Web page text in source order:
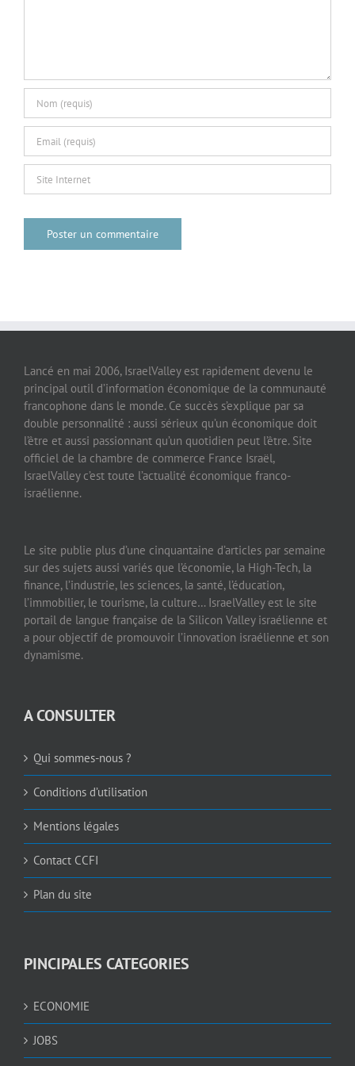
Lancé en mai 2006, IsraelValley est rapidement devenu le
principal outil d’information économique de la communauté
francophone dans le monde. Ce succès s’explique par sa
double personnalité : aussi sérieux qu’un économique doit
l’être et aussi passionnant qu’un quotidien peut l’être. Site
officiel de la chambre de commerce France Israël,
IsraelValley c’est toute l’actualité économique franco-
israélienne.
Le site publie plus d’une cinquantaine d’articles par semaine
sur des sujets aussi variés que l’économie, la High-Tech, la
finance, l’industrie, les sciences, la santé, l’éducation,
l’immobilier, le tourisme, la culture… IsraelValley est le site
portail de langue française de la Silicon Valley israélienne et
a pour objectif de promouvoir l’innovation israélienne et son
dynamisme.
A CONSULTER
Qui sommes-nous ?
Conditions d’utilisation
Mentions légales
Contact CCFI
Plan du site
PINCIPALES CATEGORIES
ECONOMIE
JOBS